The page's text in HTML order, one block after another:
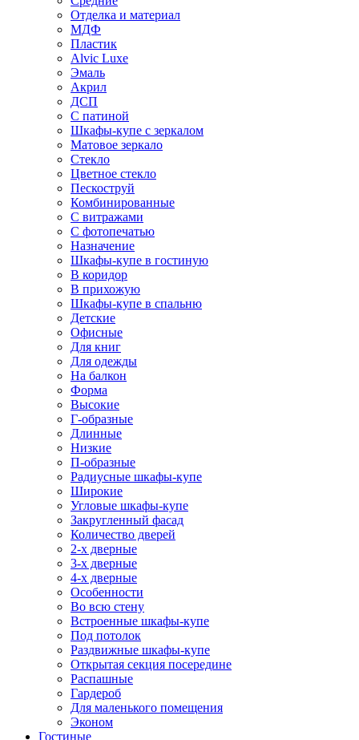
Отделка и материал
МДФ
Пластик
Alvic Luxe
Эмаль
Акрил
ДСП
С патиной
Шкафы-купе с зеркалом
Матовое зеркало
Стекло
Цветное стекло
Пескоструй
Комбинированные
С витражами
С фотопечатью
Назначение
Шкафы-купе в гостиную
В коридор
В прихожую
Шкафы-купе в спальню
Детские
Офисные
Для книг
Для одежды
На балкон
Форма
Высокие
Г-образные
Длинные
Низкие
П-образные
Радиусные шкафы-купе
Широкие
Угловые шкафы-купе
Закругленный фасад
Количество дверей
2-х дверные
3-х дверные
4-х дверные
Особенности
Во всю стену
Встроенные шкафы-купе
Под потолок
Раздвижные шкафы-купе
Открытая секция посередине
Распашные
Гардероб
Для маленького помещения
Эконом
Гостиные